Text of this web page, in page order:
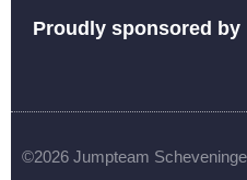
Proudly sponsored by
©2026 Jumpteam